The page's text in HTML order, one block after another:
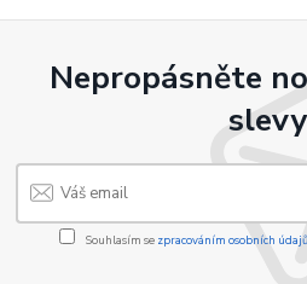
Nepropásněte
Souhlasím se zpracováním osobních údajů